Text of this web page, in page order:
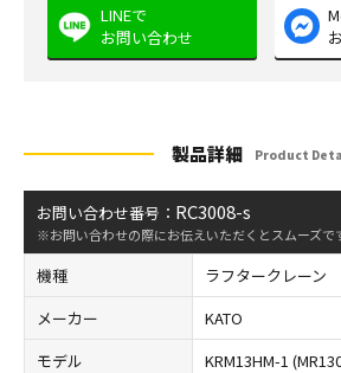
LINEで
お問い合わせ
製品詳細 Product
お問い合わせ番号： RC3008-s
※お問い合わせの際にお伝えいただくとスムーズで
機種
ラフタークレーン
メーカー
KATO
モデル
KRM13HM-1